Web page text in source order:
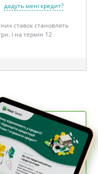
дадуть мені кредит?
ставок становлять
і на термін 12